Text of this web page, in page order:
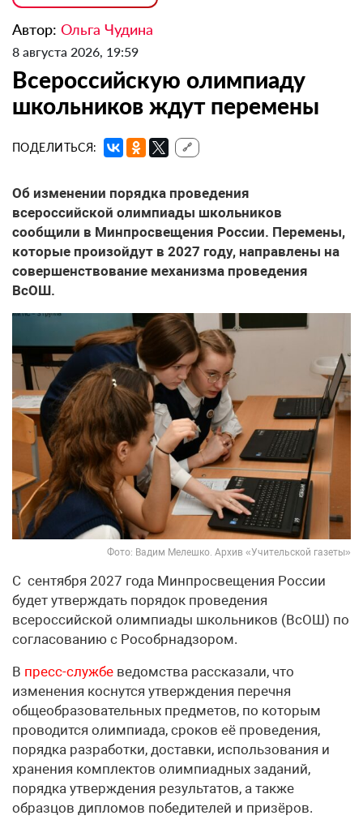
Автор: Ольга Чудина
8 августа 2026, 19:59
Всероссийскую олимпиаду
школьников ждут перемены
ПОДЕЛИТЬСЯ: 🔗
Об изменении порядка проведения
всероссийской олимпиады школьников
сообщили в Минпросвещения России. Перемены,
которые произойдут в 2027 году, направлены на
совершенствование механизма проведения
ВсОШ.
Фото: Вадим Мелешко. Архив «Учительской газеты»
С сентября 2027 года Минпросвещения России
будет утверждать порядок проведения
всероссийской олимпиады школьников (ВсОШ) по
согласованию с Рособрнадзором.
В пресс-службе ведомства рассказали, что
изменения коснутся утверждения перечня
общеобразовательных предметов, по которым
проводится олимпиада, сроков её проведения,
порядка разработки, доставки, использования и
хранения комплектов олимпиадных заданий,
порядка утверждения результатов, а также
образцов дипломов победителей и призёров.